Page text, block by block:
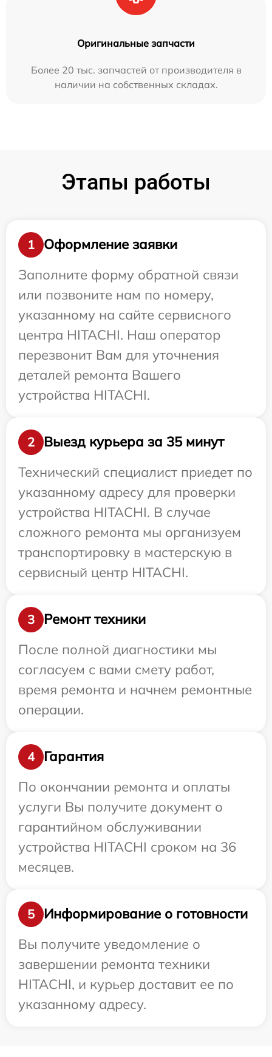
Оригинальные запчасти
Более 20 тыс. запчастей от производителя в
наличии на собственных складах.
Этапы работы
1
Оформление заявки
Заполните форму обратной связи
или позвоните нам по номеру,
указанному на сайте сервисного
центра HITACHI. Наш оператор
перезвонит Вам для уточнения
деталей ремонта Вашего
устройства HITACHI.
2
Выезд курьера за 35 минут
Технический специалист приедет по
указанному адресу для проверки
устройства HITACHI. В случае
сложного ремонта мы организуем
транспортировку в мастерскую в
сервисный центр HITACHI.
3
Ремонт техники
После полной диагностики мы
согласуем с вами смету работ,
время ремонта и начнем ремонтные
операции.
4
Гарантия
По окончании ремонта и оплаты
услуги Вы получите документ о
гарантийном обслуживании
устройства HITACHI сроком на 36
месяцев.
5
Информирование о готовности
Вы получите уведомление о
завершении ремонта техники
HITACHI, и курьер доставит ее по
указанному адресу.